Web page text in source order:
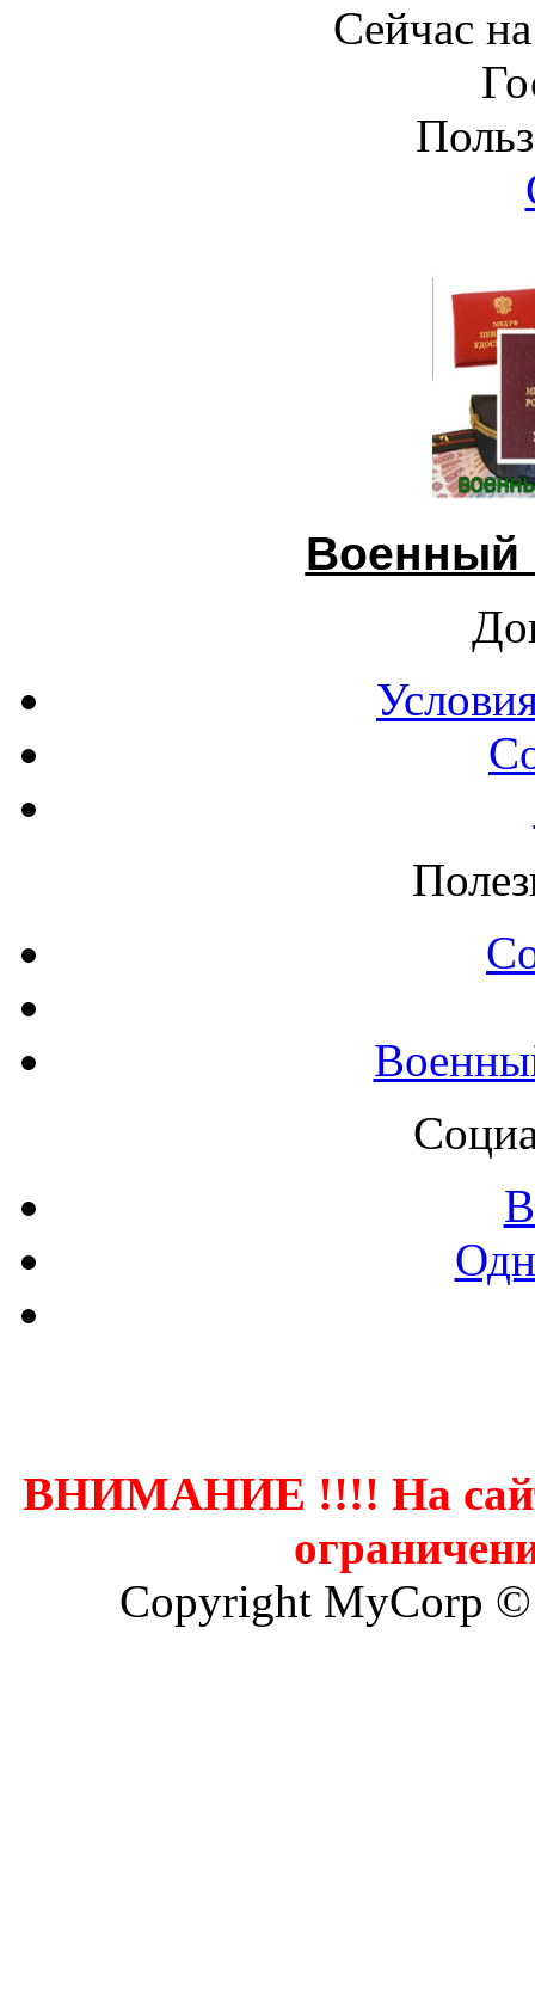
Сейчас
Военный
ВНИМАНИЕ !!!! На
Copyright MyCorp